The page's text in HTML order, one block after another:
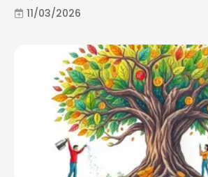
11/03/2026